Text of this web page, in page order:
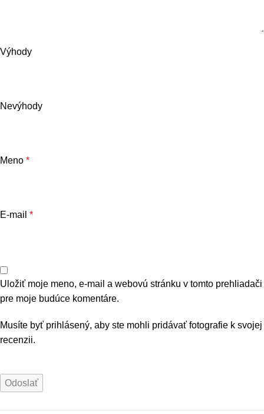
Výhody
Nevýhody
Meno *
E-mail *
Uložiť moje meno, e-mail a webovú stránku v tomto prehliadači
pre moje budúce komentáre.
Musíte byť prihlásený, aby ste mohli pridávať fotografie k svojej
recenzii.